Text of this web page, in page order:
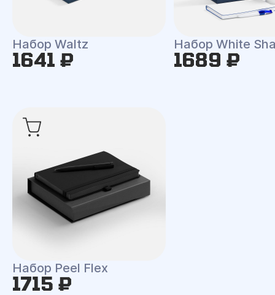
Набор Waltz
1641 ₽
Набор White
1689 ₽
Набор Peel Flex
1715 ₽